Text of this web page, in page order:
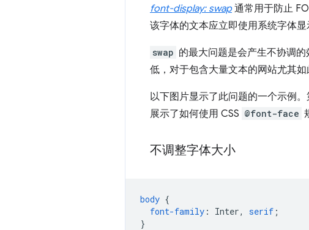
font-display: swap通常用于防止
该字体的文本应立即使用系统字体
swap 的最大问题是会产生不协调
低，对于包含大量文本的网站尤其如
以下图片显示了此问题的一个示例
展示了如何使用 CSS @font-face
不调整字体大小
body {
font-family : Inter, serif ;
}